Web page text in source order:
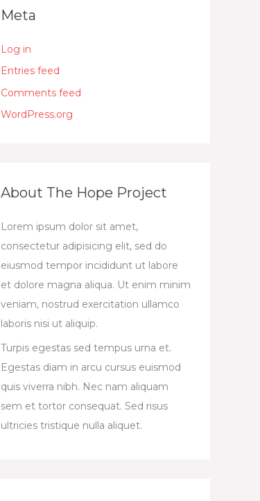
Meta
Log in
Entries feed
Comments feed
WordPress.org
About The Hope Project
Lorem ipsum dolor sit amet,
consectetur adipisicing elit, sed do
eiusmod tempor incididunt ut labore
et dolore magna aliqua. Ut enim minim
veniam, nostrud exercitation ullamco
laboris nisi ut aliquip.
Turpis egestas sed tempus urna et.
Egestas diam in arcu cursus euismod
quis viverra nibh. Nec nam aliquam
sem et tortor consequat. Sed risus
ultricies tristique nulla aliquet.